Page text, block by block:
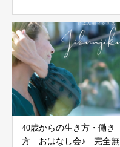
40歳からの生き方・働き
方 おはなし会♪ 完全無